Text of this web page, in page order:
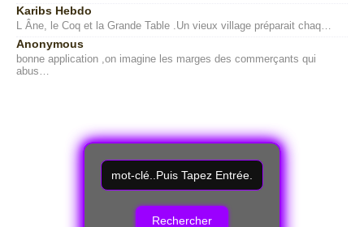
Karibs Hebdo
L Âne, le Coq et la Grande Table .Un vieux village préparait chaq…
Anonymous
bonne application ,on imagine les marges des commerçants qui
abus…
R
e